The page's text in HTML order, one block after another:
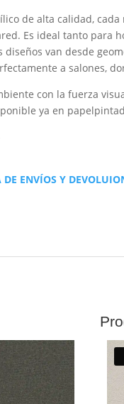
de alta calidad,
Es ideal tanto para
diseños van desde
a salones,
con la fuerza
ya en
DE ENVÍOS Y